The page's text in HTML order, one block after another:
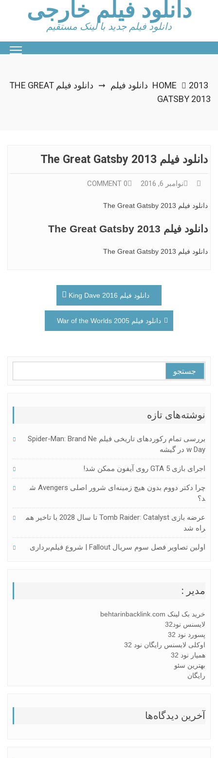
دانلود فیلم خارجی
دانلود فیلم جدید با لینک مستقیم
HOME 2013 دانلود فیلم ➞
دانلود فیلم THE GREAT
GATSBY 2013
دانلود فیلم The Great Gatsby 2013
نوامبر 6, 2016 0 COMMENT
دانلود فیلم The Great Gatsby 2013
دانلود فیلم The Great Gatsby 2013
دانلود فیلم The Great Gatsby 2013
دانلود فیلم King Dave 2016
دانلود فیلم War of the Worlds 2005
برای:
نوشته‌های تازه
بررسی تمام رکوردهای تاریخی فیلم Spider-Man: Brand Ne
W Day در گیشه
اجرای بازی GTA 5 روی آیفون ممکن شد!
چرا دکتر دووم بدون هیچ زمینه‌ای شرور اصلی Avengers ش
د؟
عرضه بازی Tomb Raider: Catalyst تا سال 2028 با تاخیر هم
راه شد
اولین تصاویر فصل سوم سریال Fallout | شروع فیلم‌برداری
مدیر :
خرید بک لینک behtarinbacklink.com
لایسنس نود32
پسورد نود 32
اوکلی لایسنس رایگان نود 32
همیار نود 32
بهترین سئو
رایگان
آخرین دیدگاه‌ها